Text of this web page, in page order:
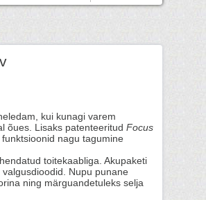
kui kunagi varem
õues. Lisaks patenteeritud Focus
nagu tagumine
toitekaabliga. Akupaketi
Nupu punane
ning märguandetuleks selja